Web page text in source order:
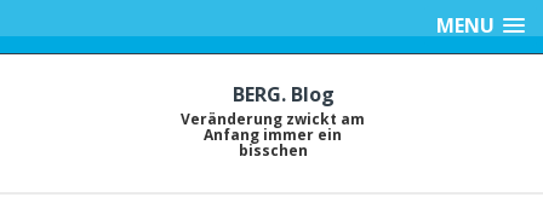
MENU
BERG. Blog
Veränderung zwickt am
Anfang immer ein
bisschen